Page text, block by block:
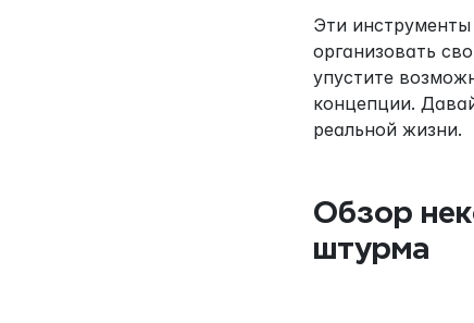
Эти
организовать
упустите
концепции.
реальной жизни.
Обзор
штурма